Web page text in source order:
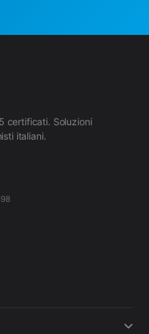
certificati. Soluzioni
italiani.